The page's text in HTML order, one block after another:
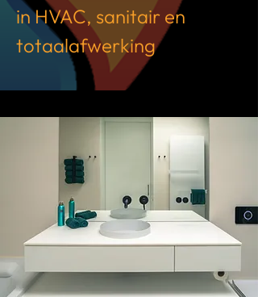
in HVAC, sanitair en
totaalafwerking